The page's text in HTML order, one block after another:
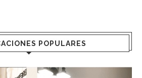
POPULARES